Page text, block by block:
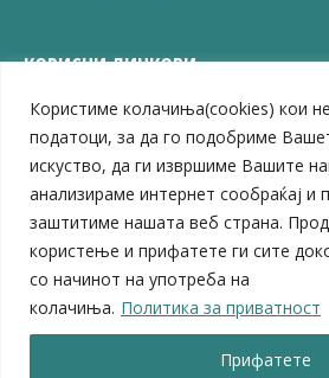
Користиме колачиња(cookies) кои
податоци, за да го подобриме
искуство, да ги извршиме Вашите
анализираме интернет сообраќај и
заштитиме нашата веб страна.
користење и прифатете ги сите
со начинот на употреба на
колачиња. Политика за приватност
Прифатете
КОРИСНИ ЛИНКОВИ
ЗЕЛС – Заедница на единиците на
Центар за развој на Вардарски
Јавно комунално претпријатие
ЈПССО „Парк – спорт и паркинзи“
ЛБ „Гоце Делчев“
ЛУ „Народен Музеј“
Влада на Република Северна
Собрание на Република Северна
Министерство за финансии
Министерство за транспорт
Министерство за локална самоуправа